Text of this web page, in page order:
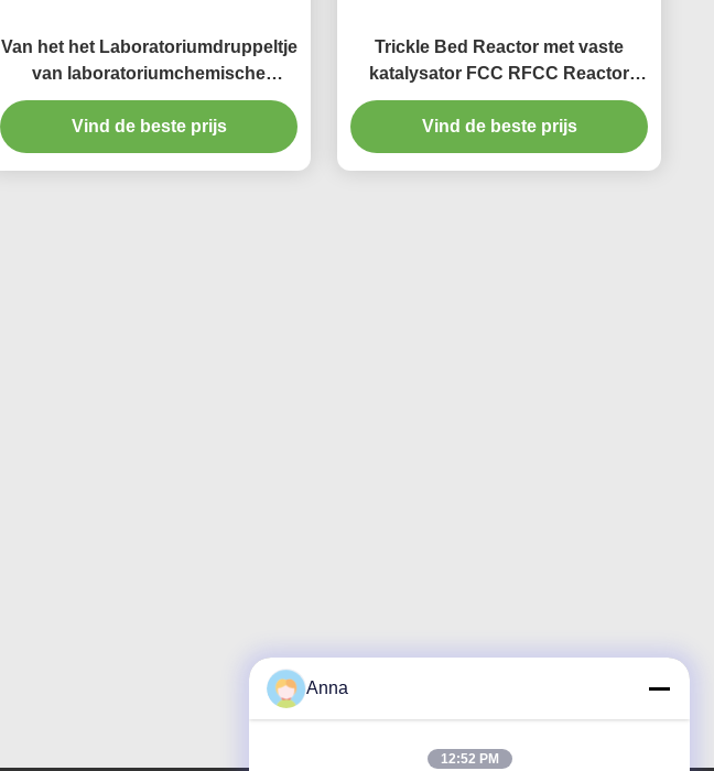
Van het het Laboratoriumdruppeltje
van laboratoriumchemische
producten het Materiaal van de het
Bedreactor SS304
Vind de beste prijs
Trickle Bed Reactor met vaste
katalysator FCC RFCC Reactor
Vast bed
Vind de beste prijs
Anna
12:52 PM